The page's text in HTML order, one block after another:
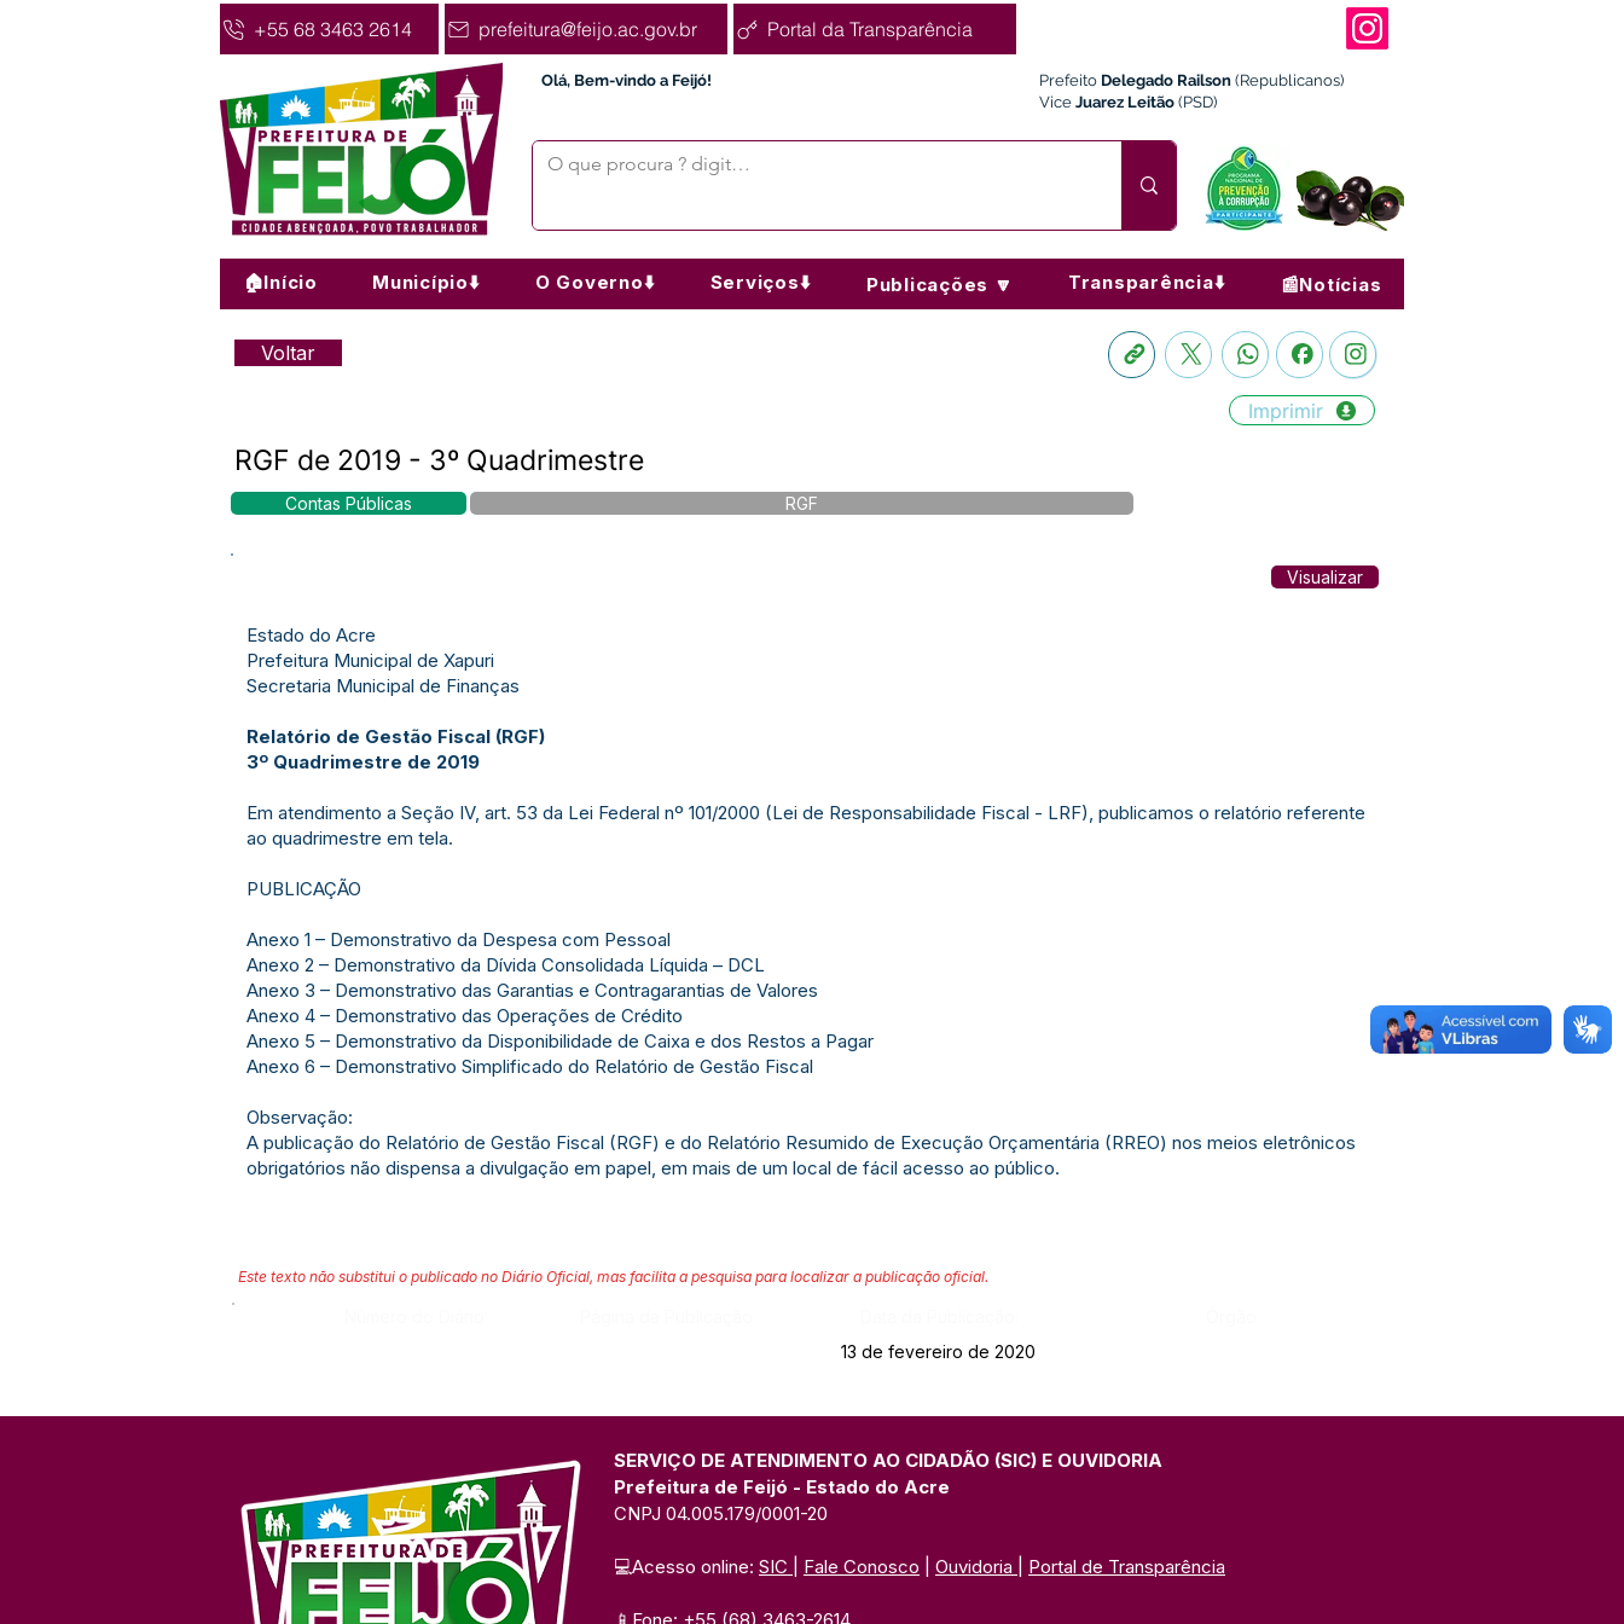
+55 68 3463 2614 prefeitura@feijo.ac.gov.br Portal da Transparência
Olá, Bem-vindo a Feijó! Prefeito Delegado Railson (Republicanos)
Vice Juarez Leitão (PSD)
🏠Início Município⬇️ O Governo⬇️ Serviços⬇️ Publicações 🔽 Transparência⬇️ 📰Notícias
Voltar
Imprimir
RGF de 2019 - 3º Quadrimestre
Contas Públicas RGF
Visualizar
Estado do Acre
Prefeitura Municipal de Xapuri
Secretaria Municipal de Finanças
Relatório de Gestão Fiscal (RGF)
3º Quadrimestre de 2019
Em atendimento a Seção IV, art. 53 da Lei Federal nº 101/2000 (Lei de Responsabilidade Fiscal - LRF), publicamos o relatório referente
ao quadrimestre em tela.
PUBLICAÇÃO
Anexo 1 – Demonstrativo da Despesa com Pessoal
Anexo 2 – Demonstrativo da Dívida Consolidada Líquida – DCL
Anexo 3 – Demonstrativo das Garantias e Contragarantias de Valores
Anexo 4 – Demonstrativo das Operações de Crédito
Anexo 5 – Demonstrativo da Disponibilidade de Caixa e dos Restos a Pagar
Anexo 6 – Demonstrativo Simplificado do Relatório de Gestão Fiscal
Observação:
A publicação do Relatório de Gestão Fiscal (RGF) e do Relatório Resumido de Execução Orçamentária (RREO) nos meios eletrônicos
obrigatórios não dispensa a divulgação em papel, em mais de um local de fácil acesso ao público.
Este texto não substitui o publicado no Diário Oficial, mas facilita a pesquisa para localizar a publicação oficial.
13 de fevereiro de 2020
SERVIÇO DE ATENDIMENTO AO CIDADÃO (SIC) E OUVIDORIA
Prefeitura de Feijó - Estado do Acre
CNPJ 04.005.179/0001-20
💻Acesso online: SIC Fale Conosco Ouvidoria Portal de Transparência